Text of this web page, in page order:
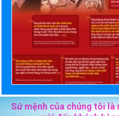
Sứ mệnh của chúng tôi